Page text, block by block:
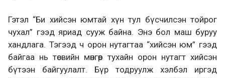
Гэтэл “Би хийсэн юмтай хүн тул бүсчилсэн тойрог
чухал” гээд яриад сууж байна. Энэ бол маш буруу
хандлага. Тэгээд ч орон нутагтаа “хийсэн юм” гээд
байгаа нь төсвийн мөнгөөр тухайн орон нутагт хийсэн
бүтээн байгуулалт. Бүр тодруулж хэлбэл иргэд